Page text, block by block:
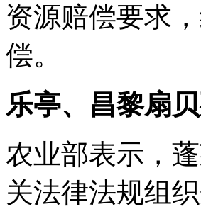
资源赔偿要求
偿。
乐亭、昌黎扇
农业部表示，
关法律法规组